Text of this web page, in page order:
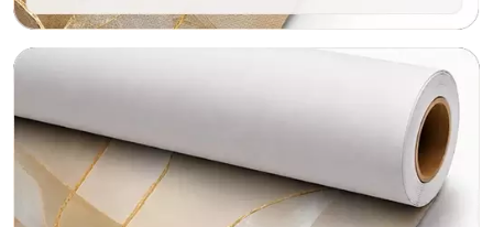
o tamanho ideal para o seu ambiente é